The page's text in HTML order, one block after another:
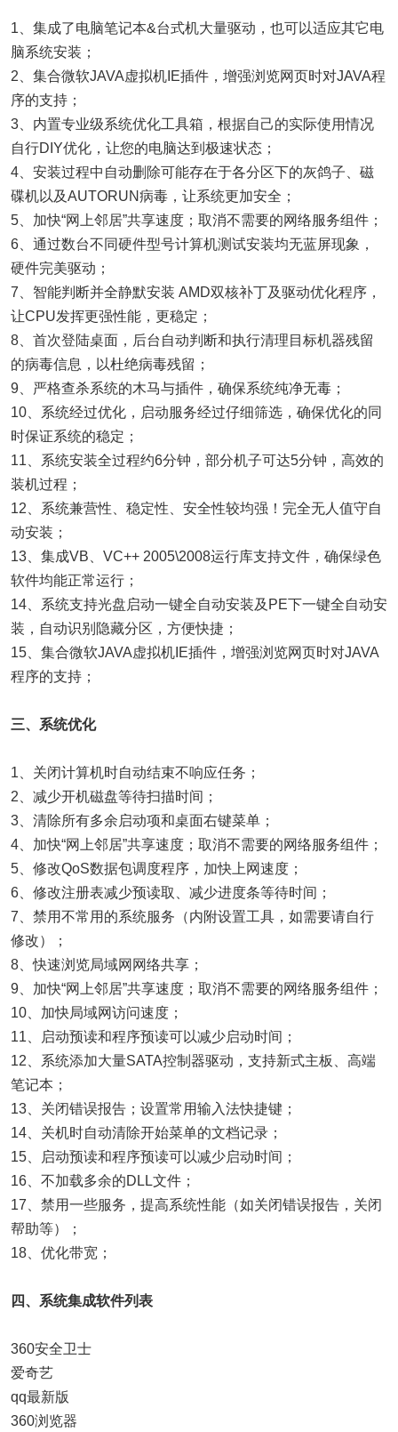
1、集成了电脑笔记本&台式机大量驱动，也可以适应其它电
脑系统安装；
2、集合微软JAVA虚拟机IE插件，增强浏览网页时对JAVA程
序的支持；
3、内置专业级系统优化工具箱，根据自己的实际使用情况
自行DIY优化，让您的电脑达到极速状态；
4、安装过程中自动删除可能存在于各分区下的灰鸽子、磁
碟机以及AUTORUN病毒，让系统更加安全；
5、加快“网上邻居”共享速度；取消不需要的网络服务组件；
6、通过数台不同硬件型号计算机测试安装均无蓝屏现象，
硬件完美驱动；
7、智能判断并全静默安装 AMD双核补丁及驱动优化程序，
让CPU发挥更强性能，更稳定；
8、首次登陆桌面，后台自动判断和执行清理目标机器残留
的病毒信息，以杜绝病毒残留；
9、严格查杀系统的木马与插件，确保系统纯净无毒；
10、系统经过优化，启动服务经过仔细筛选，确保优化的同
时保证系统的稳定；
11、系统安装全过程约6分钟，部分机子可达5分钟，高效的
装机过程；
12、系统兼营性、稳定性、安全性较均强！完全无人值守自
动安装；
13、集成VB、VC++ 2005\2008运行库支持文件，确保绿色
软件均能正常运行；
14、系统支持光盘启动一键全自动安装及PE下一键全自动安
装，自动识别隐藏分区，方便快捷；
15、集合微软JAVA虚拟机IE插件，增强浏览网页时对JAVA
程序的支持；
三、系统优化
1、关闭计算机时自动结束不响应任务；
2、减少开机磁盘等待扫描时间；
3、清除所有多余启动项和桌面右键菜单；
4、加快“网上邻居”共享速度；取消不需要的网络服务组件；
5、修改QoS数据包调度程序，加快上网速度；
6、修改注册表减少预读取、减少进度条等待时间；
7、禁用不常用的系统服务（内附设置工具，如需要请自行
修改）；
8、快速浏览局域网网络共享；
9、加快“网上邻居”共享速度；取消不需要的网络服务组件；
10、加快局域网访问速度；
11、启动预读和程序预读可以减少启动时间；
12、系统添加大量SATA控制器驱动，支持新式主板、高端
笔记本；
13、关闭错误报告；设置常用输入法快捷键；
14、关机时自动清除开始菜单的文档记录；
15、启动预读和程序预读可以减少启动时间；
16、不加载多余的DLL文件；
17、禁用一些服务，提高系统性能（如关闭错误报告，关闭
帮助等）；
18、优化带宽；
四、系统集成软件列表
360安全卫士
爱奇艺
qq最新版
360浏览器